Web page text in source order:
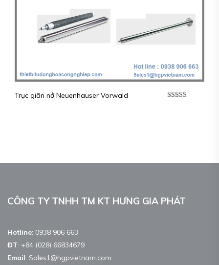
Trục giãn nở Neuenhauser Vorwald
CÔNG TY TNHH TM KT HƯNG GIA PHÁT
Hotline: 0938 906 663
ĐT: +84 (028) 66834679
Email: Sales1@hgpvietnam.com